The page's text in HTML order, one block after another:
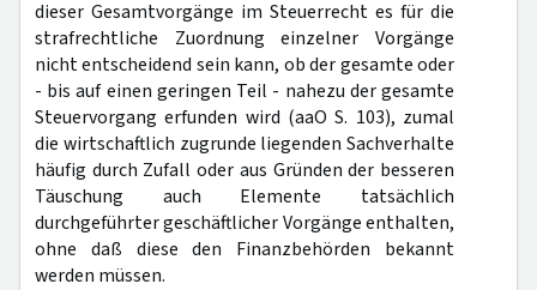
dieser Gesamtvorgänge im Steuerrecht es für die
strafrechtliche Zuordnung einzelner Vorgänge
nicht entscheidend sein kann, ob der gesamte oder
- bis auf einen geringen Teil - nahezu der gesamte
Steuervorgang erfunden wird (aaO S. 103), zumal
die wirtschaftlich zugrunde liegenden Sachverhalte
häufig durch Zufall oder aus Gründen der besseren
Täuschung auch Elemente tatsächlich
durchgeführter geschäftlicher Vorgänge enthalten,
ohne daß diese den Finanzbehörden bekannt
werden müssen.